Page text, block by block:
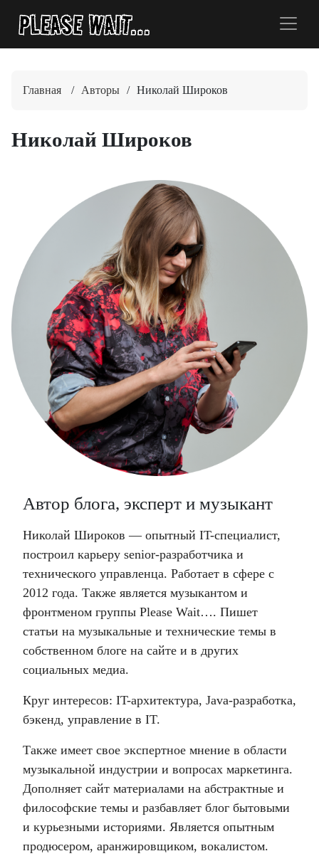
Главная / Авторы / Николай Широков
Николай Широков
Автор блога, эксперт и музыкант
Николай Широков — опытный IT-специалист,
построил карьеру senior-разработчика и
технического управленца. Работает в сфере с
2012 года. Также является музыкантом и
фронтменом группы Please Wait…. Пишет
статьи на музыкальные и технические темы в
собственном блоге на сайте и в других
социальных медиа.
Круг интересов: IT-архитектура, Java-разработка,
бэкенд, управление в IT.
Также имеет свое экспертное мнение в области
музыкальной индустрии и вопросах маркетинга.
Дополняет сайт материалами на абстрактные и
философские темы и разбавляет блог бытовыми
и курьезными историями. Является опытным
продюсером, аранжировщиком, вокалистом.